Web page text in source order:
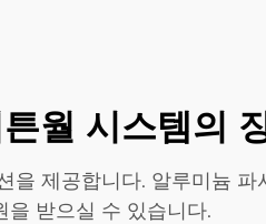
월 시스템의
제공합니다. 알루미늄
을 받으실 수 있습니다.